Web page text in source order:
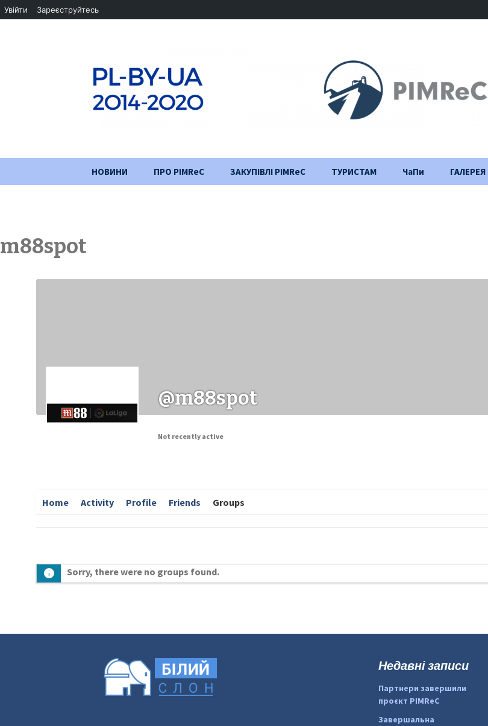
НОВИНИ ПРО PIMReC
Заходи
ЗАКУПІВЛІ PIMReC ТУРИСТАМ ЧаПи ГАЛЕРЕЯ
m88spot
@m88spot
Not recently active
Home Activity Profile Friends Groups
Sorry, there were no groups found.
Недавні записи
Партнери завершили
проєкт PIMReC
Завершальна
Увійти Зареєструйтесь